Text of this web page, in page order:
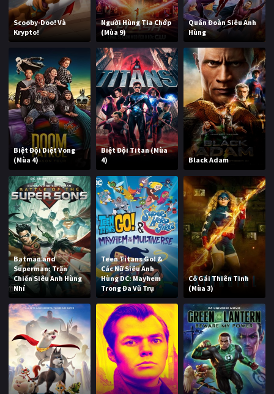
Scooby-Doo! Và
Krypto!
Người Hùng Tia Chớp
(Mùa 9)
Quân Đoàn Siêu Anh
Hùng
Biệt Đội Diệt Vong
(Mùa 4)
Biệt Đội Titan (Mùa
4)
Black Adam
Batman and
Superman: Trận
Chiến Siêu Anh Hùng
Nhí
Teen Titans Go! &
Các Nữ Siêu Anh
Hùng DC: Mayhem
Trong Đa Vũ Trụ
Cô Gái Thiên Tinh
(Mùa 3)